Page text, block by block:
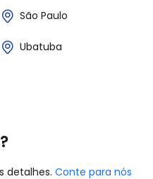
São Paulo
Ubatuba
detalhes. Conte para nós